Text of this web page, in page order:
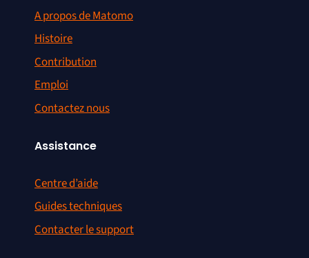
A propos de Matomo
Histoire
Contribution
Emploi
Contactez nous
Assistance
Centre d’aide
Guides techniques
Contacter le support